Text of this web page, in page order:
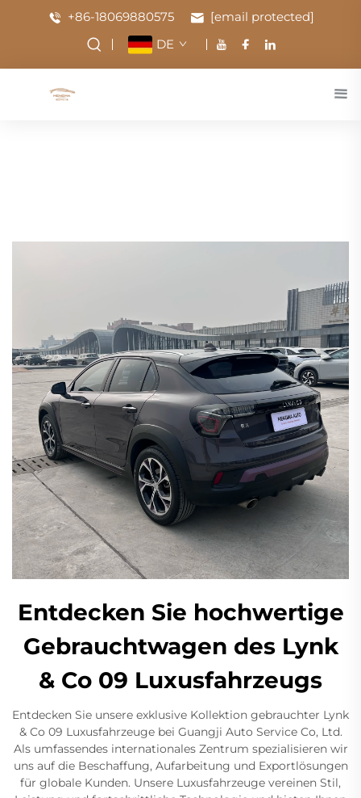
+86-18069880575
[email protected]
DE
Entdecken Sie hochwertige
Gebrauchtwagen des Lynk
& Co 09 Luxusfahrzeugs
Entdecken Sie unsere exklusive Kollektion gebrauchter Lynk
& Co 09 Luxusfahrzeuge bei Guangji Auto Service Co, Ltd.
Als umfassendes internationales Zentrum spezialisieren wir
uns auf die Beschaffung, Aufarbeitung und Exportlösungen
für globale Kunden. Unsere Luxusfahrzeuge vereinen Stil,